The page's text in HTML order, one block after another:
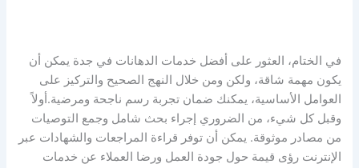
في الختام، العثور على أفضل خدمات الدهانات في جدة يمكن أن
يكون مهمة شاقة، ولكن ومن خلال النهج الصحيح والتركيز على
العوامل الأساسية، يمكنك ضمان تجربة رسم ناجحة ومرضية.أولاً
وقبل كل شيء، من الضروري إجراء بحث شامل وجمع التوصيات
من مصادر موثوقة. يمكن أن توفر قراءة المراجعات والشهادات عبر
الإنترنت رؤى قيمة حول جودة العمل ورضا العملاء عن خدمات